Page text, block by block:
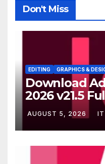
Don't Miss
EDITING GRAPHICS &
Download
2026 v21.5
Version
AUGUST 5, 2026